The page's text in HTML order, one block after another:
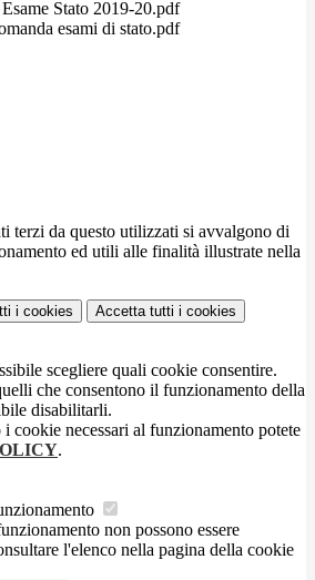
Stato 2019-20.pdf
esami di stato.pdf
terzi da questo utilizzati si avvalgono di
ed utili alle finalità illustrate nella
i cookies Accetta tutti i cookies
scegliere quali cookie consentire.
che consentono il funzionamento della
disabilitarli.
cookie necessari al funzionamento potete
.
non possono essere
l'elenco nella pagina della cookie